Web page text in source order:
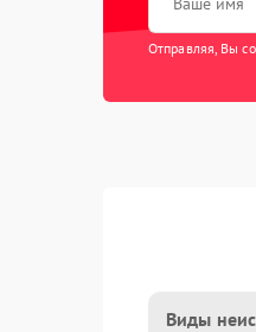
Отправляя, Вы
Виды